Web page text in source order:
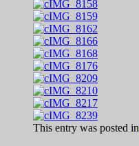
This entry was posted in